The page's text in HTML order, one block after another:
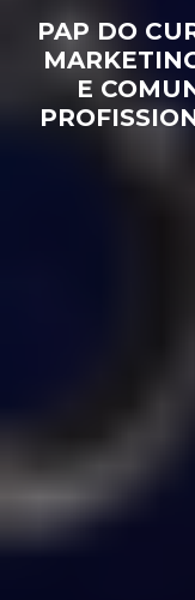
PAP DO
E